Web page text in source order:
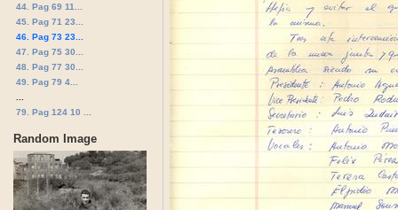
44. Pag 69 11...
45. Pag 71 23...
46. Pag 73 23...
47. Pag 75 30...
48. Pag 77 30...
49. Pag 79 4...
79. Pag 124 10 ...
Random Image